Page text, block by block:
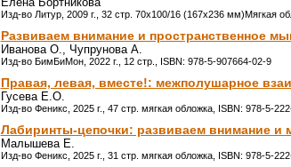
Изд-во Литур, 2009 г., 32 стр. 70x100/16 (167x236 мм)Мягкая
Развиваем внимание и пространственное
Иванова О., Чупрунова А.
Изд-во БимБиМон, 2022 г., 12 стр., ISBN: 978-5-907664-02-9
Правая, левая, вместе!: межполушарное
Гусева Е.О.
Изд-во Феникс, 2025 г., 47 стр. мягкая обложка, ISBN: 978-5-
Лабиринты-цепочки: развиваем внимание и
Малышева Е.
Изд-во Феникс, 2025 г., 31 стр. мягкая обложка, ISBN: 978-5-